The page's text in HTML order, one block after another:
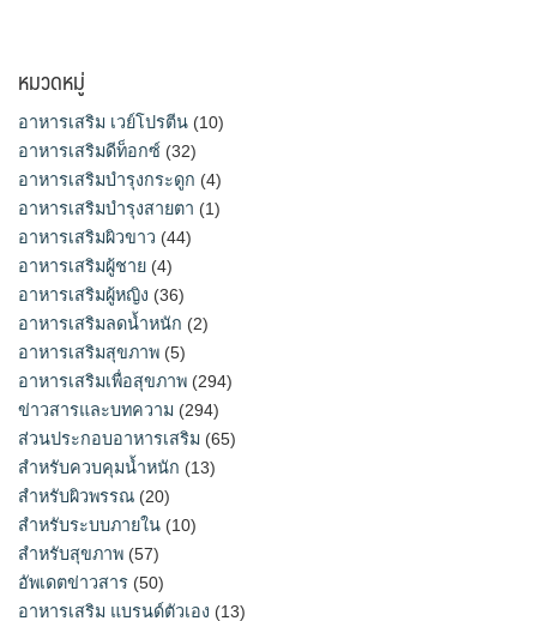
หมวดหมู่
อาหารเสริม เวย์โปรตีน (10)
อาหารเสริมดีท็อกซ์ (32)
อาหารเสริมบำรุงกระดูก (4)
อาหารเสริมบำรุงสายตา (1)
อาหารเสริมผิวขาว (44)
อาหารเสริมผู้ชาย (4)
อาหารเสริมผู้หญิง (36)
อาหารเสริมลดน้ำหนัก (2)
อาหารเสริมสุขภาพ (5)
อาหารเสริมเพื่อสุขภาพ (294)
ข่าวสารและบทความ (294)
ส่วนประกอบอาหารเสริม (65)
สำหรับควบคุมน้ำหนัก (13)
สำหรับผิวพรรณ (20)
สำหรับระบบภายใน (10)
สำหรับสุขภาพ (57)
อัพเดตข่าวสาร (50)
อาหารเสริม แบรนด์ตัวเอง (13)